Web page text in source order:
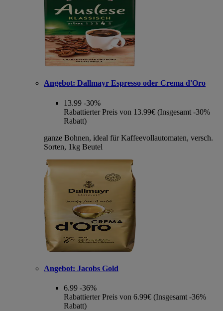
Angebot: Dallmayr Espresso oder Crema d'Oro
13.99 -30%
Rabattierter Preis von 13.99€ (Insgesamt -30%
Rabatt)
ganze Bohnen, ideal für Kaffeevollautomaten, versch.
Sorten, 1kg Beutel
Angebot: Jacobs Gold
6.99 -36%
Rabattierter Preis von 6.99€ (Insgesamt -36%
Rabatt)